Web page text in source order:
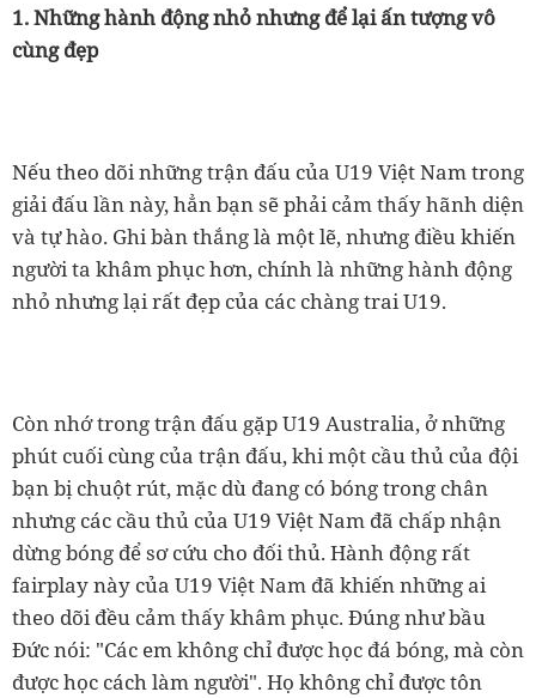
1. Những hành động nhỏ nhưng để lại ấn tượng vô
cùng đẹp
Nếu theo dõi những trận đấu của U19 Việt Nam trong
giải đấu lần này, hẳn bạn sẽ phải cảm thấy hãnh diện
và tự hào. Ghi bàn thắng là một lẽ, nhưng điều khiến
người ta khâm phục hơn, chính là những hành động
nhỏ nhưng lại rất đẹp của các chàng trai U19.
Còn nhớ trong trận đấu gặp U19 Australia, ở những
phút cuối cùng của trận đấu, khi một cầu thủ của đội
bạn bị chuột rút, mặc dù đang có bóng trong chân
nhưng các cầu thủ của U19 Việt Nam đã chấp nhận
dừng bóng để sơ cứu cho đối thủ. Hành động rất
fairplay này của U19 Việt Nam đã khiến những ai
theo dõi đều cảm thấy khâm phục. Đúng như bầu
Đức nói: "Các em không chỉ được học đá bóng, mà còn
được học cách làm người". Họ không chỉ được tôn